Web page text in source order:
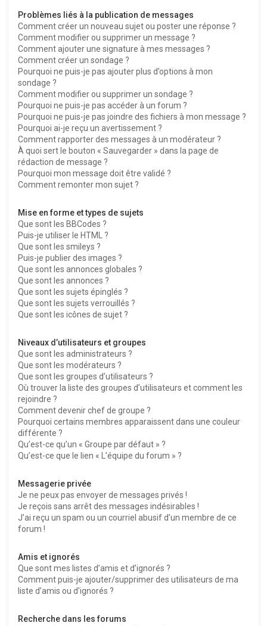
Problèmes liés à la publication de messages
Comment créer un nouveau sujet ou poster une réponse ?
Comment modifier ou supprimer un message ?
Comment ajouter une signature à mes messages ?
Comment créer un sondage ?
Pourquoi ne puis-je pas ajouter plus d’options à mon
sondage ?
Comment modifier ou supprimer un sondage ?
Pourquoi ne puis-je pas accéder à un forum ?
Pourquoi ne puis-je pas joindre des fichiers à mon message ?
Pourquoi ai-je reçu un avertissement ?
Comment rapporter des messages à un modérateur ?
À quoi sert le bouton « Sauvegarder » dans la page de
rédaction de message ?
Pourquoi mon message doit être validé ?
Comment remonter mon sujet ?
Mise en forme et types de sujets
Que sont les BBCodes ?
Puis-je utiliser le HTML ?
Que sont les smileys ?
Puis-je publier des images ?
Que sont les annonces globales ?
Que sont les annonces ?
Que sont les sujets épinglés ?
Que sont les sujets verrouillés ?
Que sont les icônes de sujet ?
Niveaux d’utilisateurs et groupes
Que sont les administrateurs ?
Que sont les modérateurs ?
Que sont les groupes d’utilisateurs ?
Où trouver la liste des groupes d’utilisateurs et comment les
rejoindre ?
Comment devenir chef de groupe ?
Pourquoi certains membres apparaissent dans une couleur
différente ?
Qu’est-ce qu’un « Groupe par défaut » ?
Qu’est-ce que le lien « L’équipe du forum » ?
Messagerie privée
Je ne peux pas envoyer de messages privés !
Je reçois sans arrêt des messages indésirables !
J’ai reçu un spam ou un courriel abusif d’un membre de ce
forum !
Amis et ignorés
Que sont mes listes d’amis et d’ignorés ?
Comment puis-je ajouter/supprimer des utilisateurs de ma
liste d’amis ou d’ignorés ?
Recherche dans les forums